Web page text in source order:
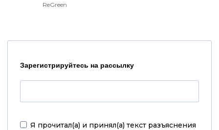
ReGreen
Зарегистрируйтесь на рассылку
Я прочитал(а) и принял(а) текст разъяснения